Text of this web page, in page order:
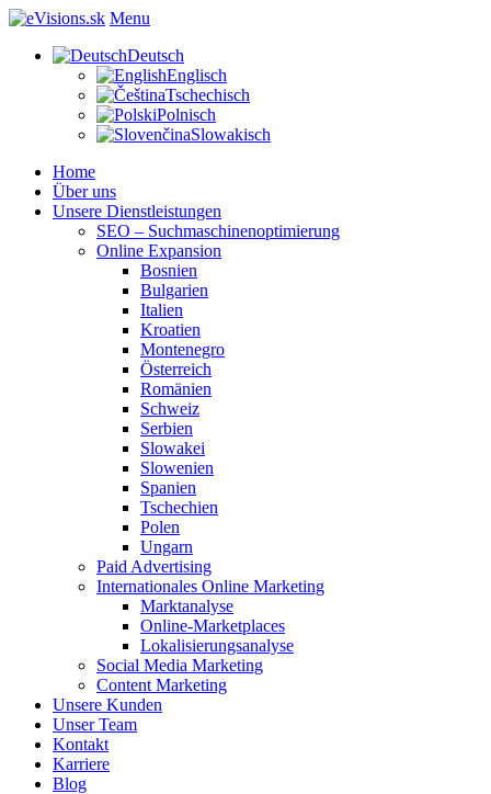
Menu
Deutsch
Englisch
Tschechisch
Polnisch
Slowakisch
Home
Über uns
Unsere Dienstleistungen
SEO – Suchmaschinenoptimierung
Online Expansion
Bosnien
Bulgarien
Italien
Kroatien
Montenegro
Österreich
Romänien
Schweiz
Serbien
Slowakei
Slowenien
Spanien
Tschechien
Polen
Ungarn
Paid Advertising
Internationales Online Marketing
Marktanalyse
Online-Marketplaces
Lokalisierungsanalyse
Social Media Marketing
Content Marketing
Unsere Kunden
Unser Team
Kontakt
Karriere
Blog